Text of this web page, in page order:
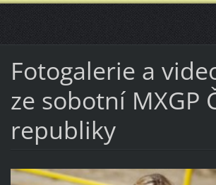
Fotogalerie a
ze sobotní MXGP
republiky